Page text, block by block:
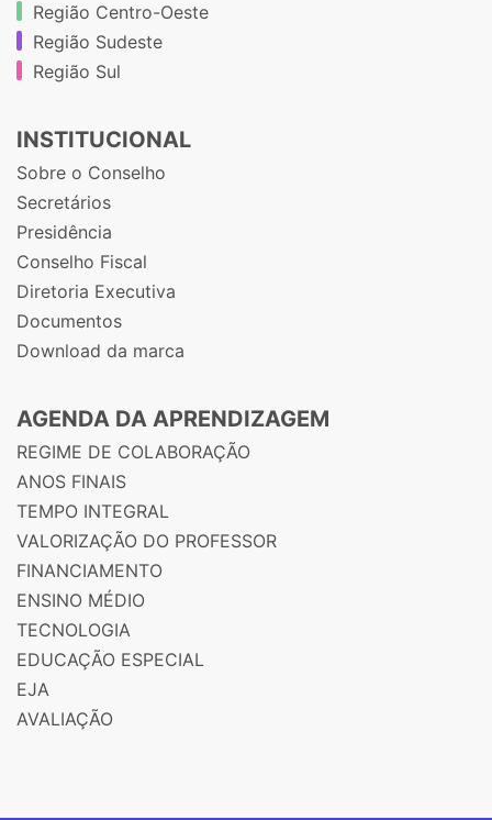
Região Centro-Oeste
Região Sudeste
Região Sul
INSTITUCIONAL
Sobre o Conselho
Secretários
Presidência
Conselho Fiscal
Diretoria Executiva
Documentos
Download da marca
AGENDA DA APRENDIZAGEM
REGIME DE COLABORAÇÃO
ANOS FINAIS
TEMPO INTEGRAL
VALORIZAÇÃO DO PROFESSOR
FINANCIAMENTO
ENSINO MÉDIO
TECNOLOGIA
EDUCAÇÃO ESPECIAL
EJA
AVALIAÇÃO